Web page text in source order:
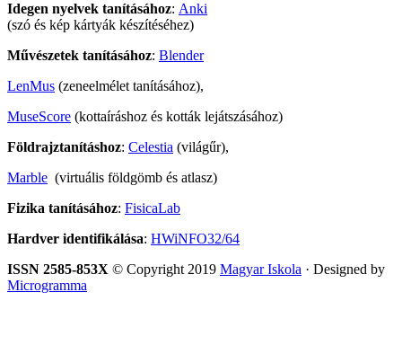
Idegen nyelvek tanításához: Anki
(szó és kép kártyák készítéséhez)
Művészetek tanításához: Blender
LenMus (zeneelmélet tanításához),
MuseScore (kottaíráshoz és kották lejátszásához)
Földrajztanításhoz: Celestia (világűr),
Marble (virtuális földgömb és atlasz)
Fizika tanításához: FisicaLab
Hardver identifikálása: HWiNFO32/64
ISSN 2585-853X © Copyright 2019 Magyar Iskola · Designed by
Microgramma